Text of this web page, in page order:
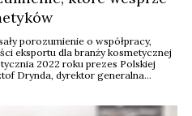
porozumienie o współpracy,
eksportu dla branży kosmetycznej
2022 roku prezes Polskiej
Drynda, dyrektor generalna
...